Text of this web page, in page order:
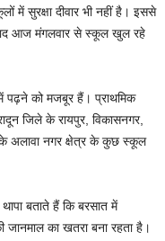
में सुरक्षा दीवार भी नहीं है। इससे
आज मंगलवार से स्कूल खुल रहे
पढ़ने को मजबूर हैं। प्राथमिक
जिले के रायपुर, विकासनगर,
अलावा नगर क्षेत्र के कुछ स्कूल
बताते हैं कि बरसात में
का खतरा बना रहता है।